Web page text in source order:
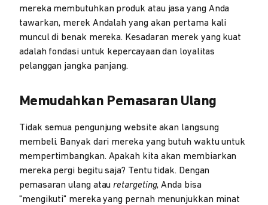
mereka membutuhkan produk atau jasa yang Anda
tawarkan, merek Andalah yang akan pertama kali
muncul di benak mereka. Kesadaran merek yang kuat
adalah fondasi untuk kepercayaan dan loyalitas
pelanggan jangka panjang.
Memudahkan Pemasaran Ulang
Tidak semua pengunjung website akan langsung
membeli. Banyak dari mereka yang butuh waktu untuk
mempertimbangkan. Apakah kita akan membiarkan
mereka pergi begitu saja? Tentu tidak. Dengan
pemasaran ulang atauretargeting, Anda bisa
"mengikuti" mereka yang pernah menunjukkan minat